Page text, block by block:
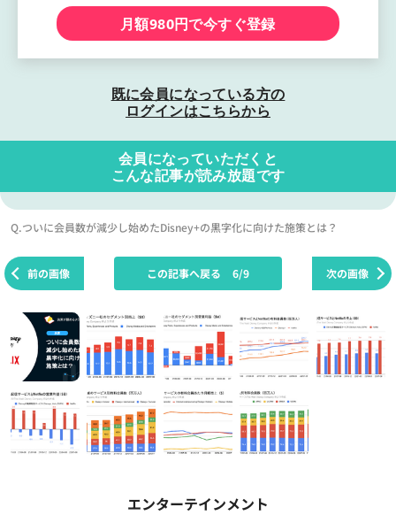
月額980円で今すぐ登録
既に会員になっている方の
ログインはこちらから
会員になっていただくと
こんな記事が読み放題です
Q.ついに会員数が減少し始めたDisney+の黒字化に向けた施策とは？
前の画像 次の画像
この記事へ戻る 6/9
エンターテインメント